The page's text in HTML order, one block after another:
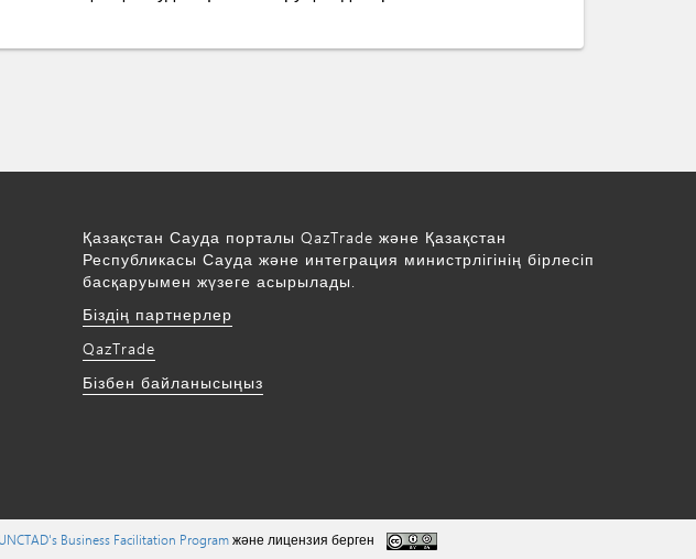
Қазақстан Сауда порталы QazTrade және Қазақстан
Республикасы Сауда және интеграция министрлігінің бірлесіп
басқаруымен жүзеге асырылады.
Біздің партнерлер
QazTrade
Бізбен байланысыңыз
UNCTAD's Business Facilitation Programжәне лицензия берген